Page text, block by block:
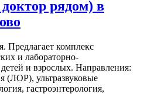
рядом) в
Предлагает комплекс
и лабораторно-
и взрослых. Направления:
(ЛОР), ультразвуковые
гастроэнтерология,